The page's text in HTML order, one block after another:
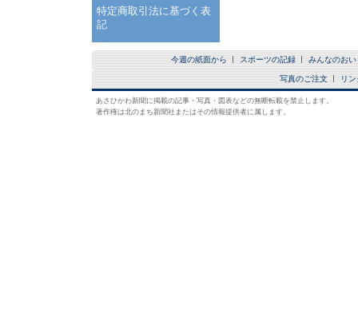
特定商取引法に基づく表
記
今週の紙面から スポーツの記録 みんなのおい
写真のご注文 リン
あさひかわ新聞に掲載の記事・写真・図表などの無断転載を禁止します。
著作権は北のまち新聞社またはその情報提供者に属します。